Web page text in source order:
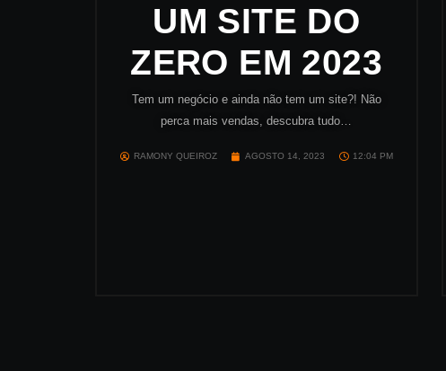
UM SITE DO
ZERO EM 2023
Tem um negócio e ainda não tem um site?! Não
perca mais vendas, descubra tudo…
RAMONY QUEIROZ AGOSTO 14, 2023 12:04 PM